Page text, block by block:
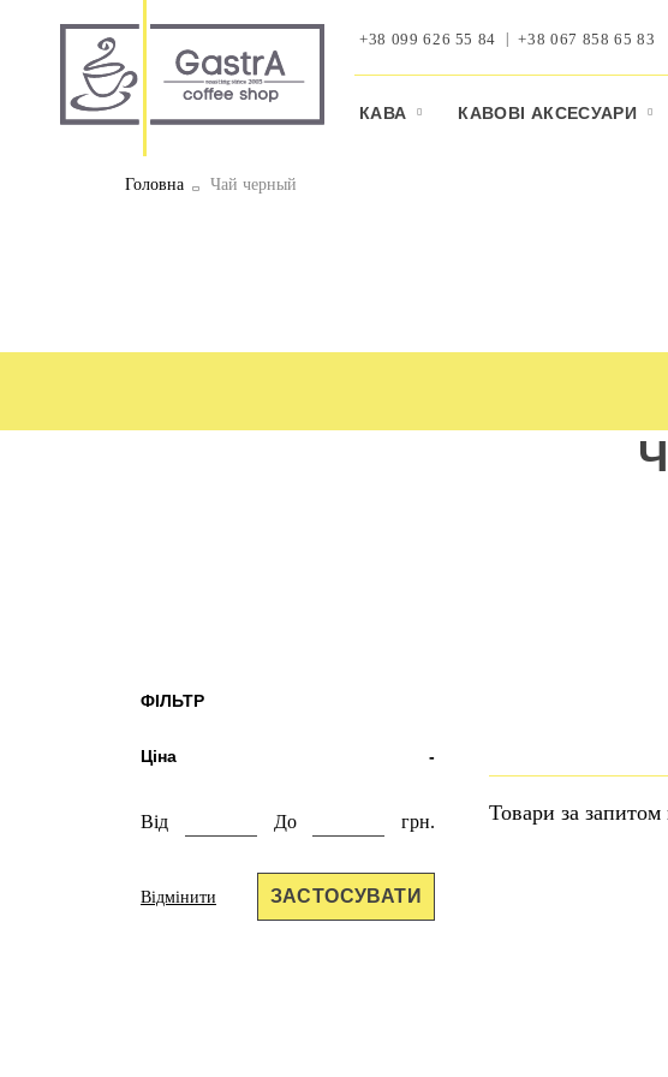
+38 099 626 55 84 +38 067 858 65 83
КАВА КАВОВI АКСЕСУАРИ
Головна Чай черный
ФІЛЬТР
Ціна -
Від До грн.
Відмінити ЗАСТОСУВАТИ
Товари за запитом